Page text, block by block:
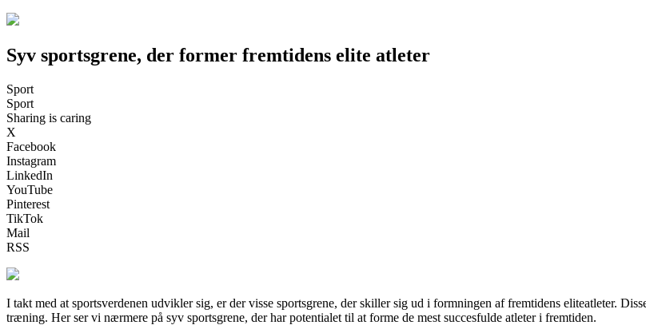
Syv sportsgrene, der former fremtidens elite atleter
Sport
Sport
Sharing is caring
X
Facebook
Instagram
LinkedIn
YouTube
Pinterest
TikTok
Mail
RSS
I takt med at sportsverdenen udvikler sig, er der visse sportsgrene, der skiller sig ud i formningen af fremtidens eliteatleter.
træning. Her ser vi nærmere på syv sportsgrene, der har potentialet til at forme de mest succesfulde atleter i fremtiden.